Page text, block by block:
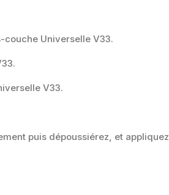
Universelle V33.
V33.
puis dépoussiérez, et appliquez